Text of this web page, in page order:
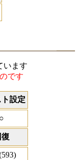
います
です
設定
○
復